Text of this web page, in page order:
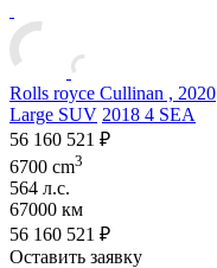
Rolls royce Cullinan , 2020
Large SUV 2018 4 SEA
56 160 521 ₽
6700 cm3
564 л.с.
67000 км
56 160 521 ₽
Оставить заявку